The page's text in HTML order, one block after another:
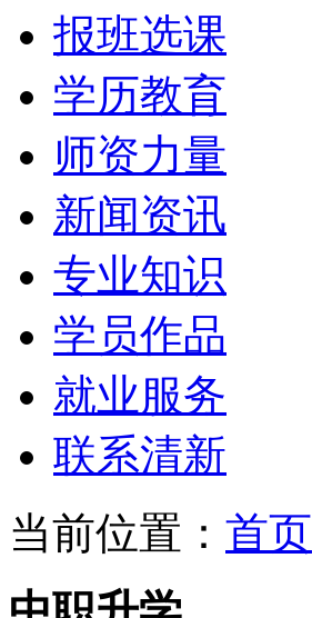
报班选课
学历教育
师资力量
新闻资讯
专业知识
学员作品
就业服务
联系清新
当前位置： 首页